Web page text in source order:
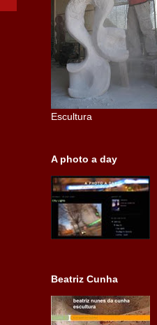
Escultura
A photo a day
Beatriz Cunha